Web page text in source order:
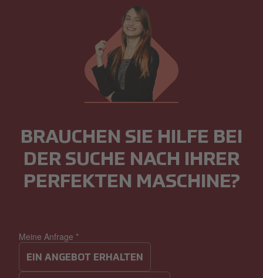
Meine Anfrage *
EIN ANGEBOT ERHALTEN
BRAUCHEN SIE HILFE BEI
DER SUCHE NACH IHRER
PERFEKTEN MASCHINE?